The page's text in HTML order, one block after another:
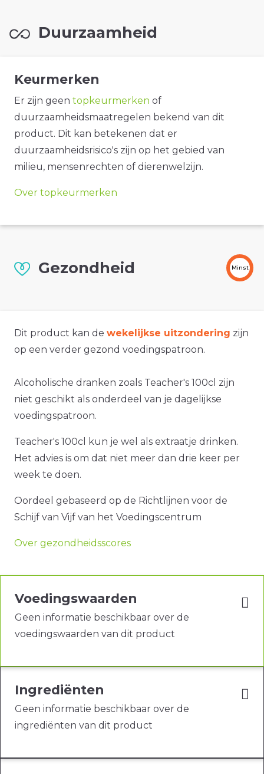
Duurzaamheid
Keurmerken
Er zijn geen topkeurmerken of
duurzaamheidsmaatregelen bekend van dit
product. Dit kan betekenen dat er
duurzaamheidsrisico's zijn op het gebied van
milieu, mensenrechten of dierenwelzijn.
Over topkeurmerken
Gezondheid Minst
Dit product kan de wekelijkse uitzondering zijn
op een verder gezond voedingspatroon.
Alcoholische dranken zoals Teacher's 100cl zijn
niet geschikt als onderdeel van je dagelijkse
voedingspatroon.
Teacher's 100cl kun je wel als extraatje drinken.
Het advies is om dat niet meer dan drie keer per
week te doen.
Oordeel gebaseerd op de Richtlijnen voor de
Schijf van Vijf van het Voedingscentrum
Over gezondheidsscores
Voedingswaarden
Geen informatie beschikbaar over de
voedingswaarden van dit product
Ingrediënten
Geen informatie beschikbaar over de
ingrediënten van dit product